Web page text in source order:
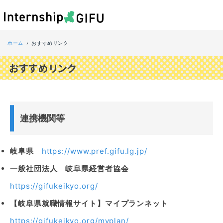
ホーム おすすめリンク
おすすめリンク
連携機関等
岐阜県
https://www.pref.gifu.lg.jp/
一般社団法人 岐阜県経営者協会
https://gifukeikyo.org/
【岐阜県就職情報サイト】マイプランネット
https://gifukeikyo.org/myplan/